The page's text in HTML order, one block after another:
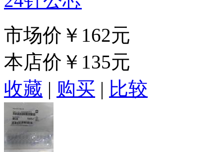
市场价 ￥162元
本店价 ￥135元
收藏 | 购买 | 比较